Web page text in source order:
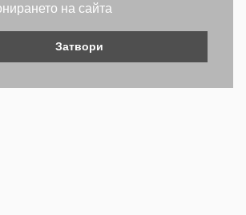
на сайта
Затвори